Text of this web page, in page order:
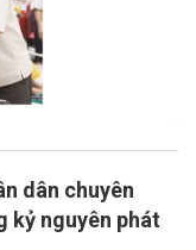
dân chuyên
kỷ nguyên phát